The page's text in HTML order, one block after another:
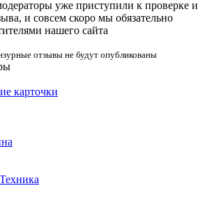
уже приступили к проверке и
и совсем скоро мы обязательно
нашего сайта
отзывы не будут опубликованы
карточки